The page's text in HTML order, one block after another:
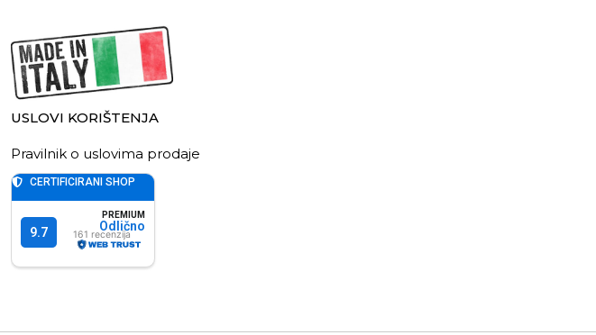
USLOVI KORIŠTENJA
Pravilnik o uslovima prodaje